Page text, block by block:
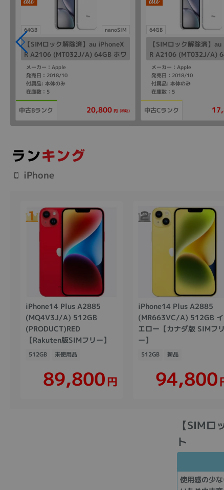
64GB nanoSIM
【SIMロック解除済】au iPhoneX
R A2106 (MT032J/A) 64GB ホワ
イト
メーカー：Apple
発売日：2018/10
付属品: 本体のみ
在庫数：5
中古Bランク 20,800 円 (税込)
64GB
【SIMロック解除済】
R A2106 (MT032J/A)
イト
メーカー：Apple
発売日：2018/10
付属品: 本体のみ
在庫数：5
中古Cランク
iPhone
iPhone14 Plus A2885
(MQ4V3J/A) 512GB
(PRODUCT)RED
【Rakuten版SIMフリー】
512GB 未使用品
89,800円
iPhone14 Plus A2885
(MR663VC/A) 512GB イ
エロー【カナダ版 SIMフリ
ー】
512GB 新品
94,800
【SIM
ト
使用感の少